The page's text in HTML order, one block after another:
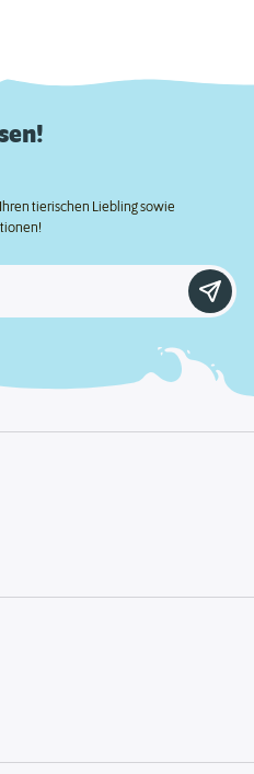
tierischen Liebling sowie